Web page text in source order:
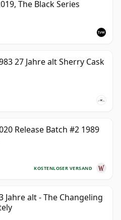
The Black Series
27 Jahre alt Sherry Cask
Release Batch #2 1989
KOSTENLOSER VERSAND
Jahre alt - The Changeling